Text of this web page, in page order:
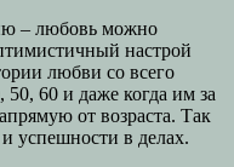
– любовь можно
настрой
любви со всего
60 и даже когда им за
от возраста. Так
успешности в делах.